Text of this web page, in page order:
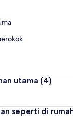
utama (4)
seperti di